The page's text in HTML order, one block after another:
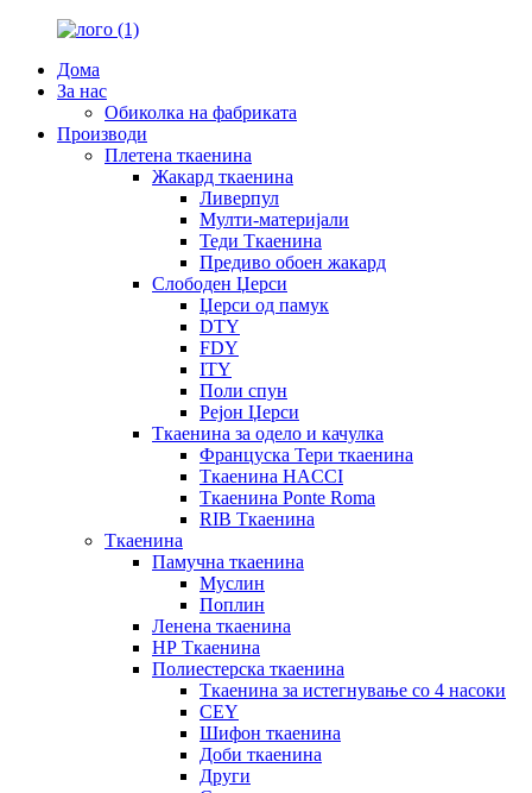
Дома
За нас
Обиколка на фабриката
Производи
Плетена ткаенина
Жакард ткаенина
Ливерпул
Мулти-материјали
Теди Ткаенина
Предиво обоен жакард
Слободен Џерси
Џерси од памук
DTY
FDY
ITY
Поли спун
Рејон Џерси
Ткаенина за одело и качулка
Француска Тери ткаенина
Ткаенина HACCI
Ткаенина Ponte Roma
RIB Ткаенина
Ткаенина
Памучна ткаенина
Муслин
Поплин
Ленена ткаенина
НР Ткаенина
Полиестерска ткаенина
Ткаенина за истегнување со 4 насоки
CEY
Шифон ткаенина
Доби ткаенина
Други